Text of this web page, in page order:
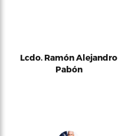
Lcdo. Ramón Alejandro
Pabón